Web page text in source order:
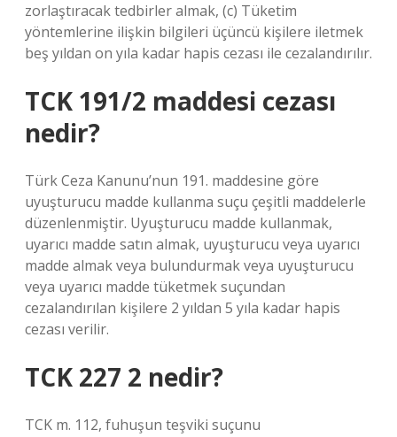
zorlaştıracak tedbirler almak, (c) Tüketim
yöntemlerine ilişkin bilgileri üçüncü kişilere iletmek
beş yıldan on yıla kadar hapis cezası ile cezalandırılır.
TCK 191/2 maddesi cezası
nedir?
Türk Ceza Kanunu’nun 191. maddesine göre
uyuşturucu madde kullanma suçu çeşitli maddelerle
düzenlenmiştir. Uyuşturucu madde kullanmak,
uyarıcı madde satın almak, uyuşturucu veya uyarıcı
madde almak veya bulundurmak veya uyuşturucu
veya uyarıcı madde tüketmek suçundan
cezalandırılan kişilere 2 yıldan 5 yıla kadar hapis
cezası verilir.
TCK 227 2 nedir?
TCK m. 112, fuhuşun teşviki suçunu